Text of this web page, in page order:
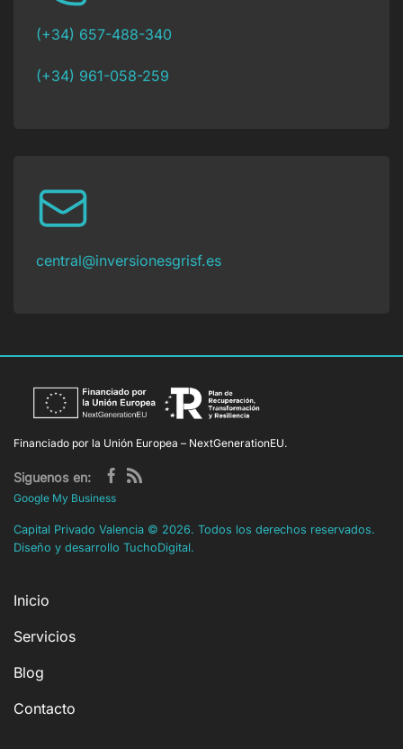
(+34) 657-488-340
(+34) 961-058-259
central@inversionesgrisf.es
Financiado por la Unión Europea – NextGenerationEU.
Siguenos en:
Google My Business
Capital Privado Valencia © 2026. Todos los derechos reservados.
Diseño y desarrollo TuchoDigital.
Inicio
Servicios
Blog
Contacto